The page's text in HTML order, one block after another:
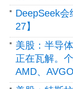
DeepSeek
27】
美股：半导
正在瓦解。
AMD、